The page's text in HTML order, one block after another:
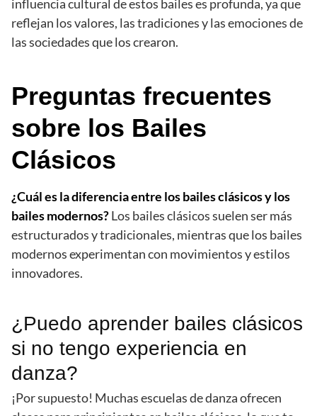
influencia cultural de estos bailes es profunda, ya que
reflejan los valores, las tradiciones y las emociones de
las sociedades que los crearon.
Preguntas frecuentes
sobre los Bailes
Clásicos
¿Cuál es la diferencia entre los bailes clásicos y los
bailes modernos?Los bailes clásicos suelen ser más
estructurados y tradicionales, mientras que los bailes
modernos experimentan con movimientos y estilos
innovadores.
¿Puedo aprender bailes clásicos
si no tengo experiencia en
danza?
¡Por supuesto! Muchas escuelas de danza ofrecen